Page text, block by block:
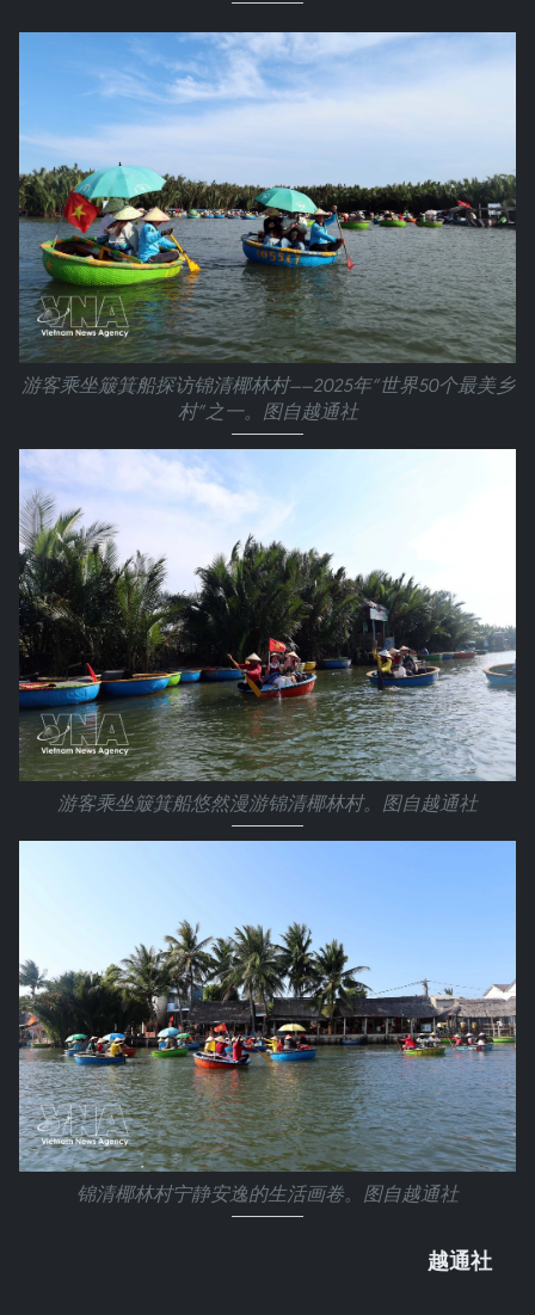
游客乘坐簸箕船探访锦清椰林村——2025年“世界50个最美乡
村”之一。图自越通社
游客乘坐簸箕船悠然漫游锦清椰林村。图自越通社
锦清椰林村宁静安逸的生活画卷。图自越通社
越通社